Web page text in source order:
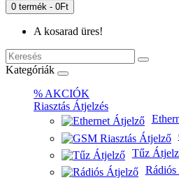
0 termék - 0Ft
A kosarad üres!
Kategóriák
% AKCIÓK
Riasztás Átjelzés
Tűz